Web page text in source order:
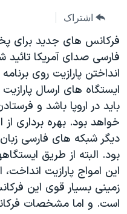
صفحه
اصلی
جهش
به
جستجو
آمریکا
جهان
ورزشی
گزیده‌ها
ویژه برنامه‌ها
ویدیوها
فرهنگ و زندگی
حقوق شهروندی
اقتصادی
علم و فناوری
جدول برنامه ها
صفحه‌های ویژه
جام جهانی ۲۰۲۶
عملیات خشم حماسی
بایگانی برنامه‌های تلویزیونی
مستندها
انتخابات ریاست جمهوری آمریکا
حمله جمهوری اسلامی به
رمز مهسا
فرکانس‌های صدای آمریکا
پخش رادیویی
یادگیری زبان انگلیسی
دنبال کنید
اشتراک
فرکانس های جدید برای
فارسی صدای آمریکا
انداختن پارازیت روی
ایستگاه های ارسال
باید در اروپا باشد و
خواهد بود. بهره برداری
دیگر شبکه های فارسی
بود. البته از طریق
این امواج پارازیت
زمینی بسیار قوی این
است. و اما مشخصات